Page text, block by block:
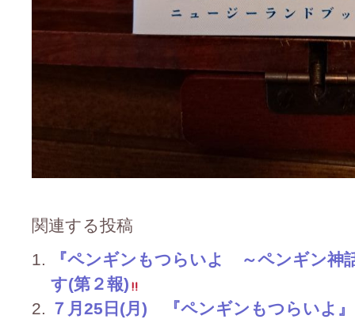
関連する投稿
『ペンギンもつらいよ ～ペンギン神
す(第２報)
７月25日(月) 『ペンギンもつらいよ